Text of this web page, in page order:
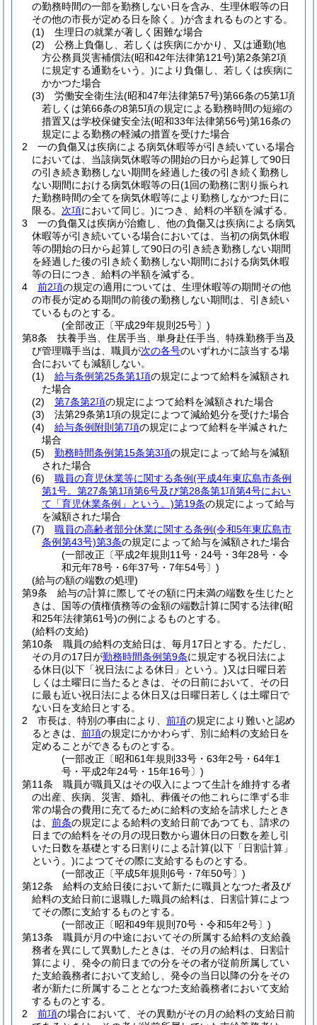
の勤務時間の一部を勤務しない日を含み、生理休暇等の日
その他の市長が定める日を除く。)が含まれるものとする。
(1)
生理日の就業が著しく困難な場合
(2)
公務上負傷し、若しくは疾病にかかり、又は通勤(地
方公務員災害補償法(昭和42年法律第121号)第2条第2項
に規定する通勤をいう。)により負傷し、若しくは疾病に
かかつた場合
(3)
労働安全衛生法(昭和47年法律第57号)第66条の5第1項
若しくは第66条の8第5項の規定による勤務時間の短縮の
措置又は学校保健安全法(昭和33年法律第56号)第16条の
規定による勤務の軽減の措置を受けた場合
2
一の負傷又は疾病による病気休暇等が引き続いている場合
においては、当該病気休暇等の開始の日から起算して90日
の引き続き勤務しない期間を経過した後の引き続く勤務し
ない期間における病気休暇等の日(1回の勤務に割り振られ
た勤務時間の全てを病気休暇等により勤務しなかつた日に
限る。 次項において同じ。)につき、給料の半額を減ずる。
3
一の負傷又は疾病が治癒し、他の負傷又は疾病による病気
休暇等が引き続いている場合においては、当初の病気休暇
等の開始の日から起算して90日の引き続き勤務しない期間
を経過した後の引き続く勤務しない期間における病気休暇
等の日につき、給料の半額を減ずる。
4
前2項の規定の適用については、生理休暇等の期間その他
の市長が定める期間の前後の勤務しない期間は、引き続い
ているものとする。
(全部改正〔平成29年規則25号〕)
第8条
扶養手当、住居手当、単身赴任手当、特殊勤務手当及
び管理職手当は、職員が次の各号のいずれかに該当する場
合においても減額しない。
(1)
給与条例第25条第1項の規定によつて給料を減額され
た場合
(2)
第7条第2項の規定によつて給料を減額された場合
(3)
法第29条第1項の規定によつて減給処分を受けた場合
(4)
給与条例附則第7項の規定によつて給料を半減された
場合
(5)
勤務時間条例第15条第3項の規定によって給与を減額
された場合
(6)
職員の育児休業等に関する条例(平成4年東広島市条例
第1号。第27条第1項第6号及び第28条第1項第4号におい
て「育児休業条例」という。)第19条の規定によって給与
を減額された場合
(7)
職員の高齢者部分休業に関する条例(令和5年東広島市
条例第43号)第3条の規定によって給与を減額された場合
(一部改正〔平成2年規則11号・24号・3年28号・令
和元年78号・6年37号・7年54号〕)
(給与の額の端数の処理)
第9条
給与の計算に際してその額に円未満の端数を生じたと
きは、国等の債権債務等の金額の端数計算に関する法律(昭
和25年法律第61号)の例によるものとする。
(給料の支給)
第10条
職員の給料の支給日は、毎月17日とする。 ただし、
その月の17日が勤務時間条例第9条に規定する祝日法によ
る休日(以下「祝日法による休日」という。)又は日曜日若
しくは土曜日に当たるときは、その日前において、その日
に最も近い祝日法による休日又は日曜日若しくは土曜日で
ない日を支給日とする。
2
市長は、特別の事由により、 前項の規定により難いと認め
るときは、 前項の規定にかかわらず、別に給料の支給日を
定めることができるものとする。
(一部改正〔昭和61年規則33号・63年2号・64年1
号・平成2年24号・15年16号〕)
第11条
職員が職員又はその収入によつて生計を維持する者
の出産、疾病、災害、婚礼、葬儀その他これらに準ずる非
常の場合の費用に充てるために給料の支給を請求したとき
は、 前条の規定による給料の支給日前であつても、請求の
日までの給料をその月の現日数から週休日の日数を差し引
いた日数を基礎とする日割りによる計算(以下「日割計算」
という。)によつてその際に支給するものとする。
(一部改正〔平成5年規則6号・7年50号〕)
第12条
給料の支給日後において新たに職員となつた者及び
給料の支給日前に退職した職員の給料は、日割計算によつ
てその際に支給するものとする。
(一部改正〔昭和49年規則70号・令和5年2号〕)
第13条
職員が月の中途においてその所属する給料の支給義
務者を異にして異動したときは、その月の給料は、日割計
算により、発令の前日までの分をその者が従前所属してい
た支給義務者において支給し、発令の当日以降の分をその
者が新たに所属することとなつた支給義務者において支給
するものとする。
2
前項の場合において、その異動がその月の給料の支給日前